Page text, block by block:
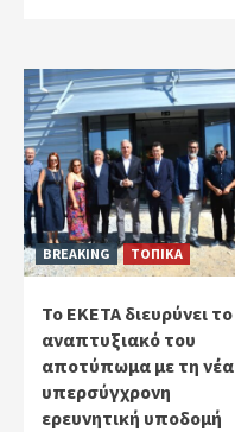
BREAKING ΤΟΠΙΚΑ
Το ΕΚΕΤΑ διευρύνει το
αναπτυξιακό του
αποτύπωμα με τη νέα
υπερσύγχρονη
ερευνητική υποδομή